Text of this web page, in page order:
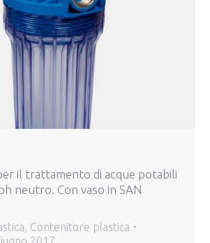
il trattamento di acque potabili
neutro. Con vaso in SAN
, Contenitore plastica